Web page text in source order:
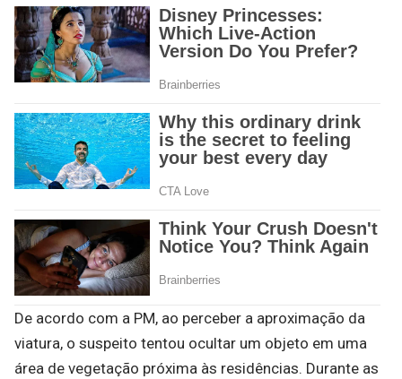
De acordo com a PM, ao perceber a aproximação da
viatura, o suspeito tentou ocultar um objeto em uma
área de vegetação próxima às residências. Durante as